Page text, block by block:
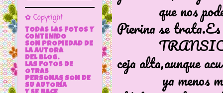
que nos
Pierina se
TRANSICIÓN
ceja alta,aunque
ya menos
✿ Copyright
TODAS LAS FOTOS Y
CONTENIDO
SON PROPIEDAD DE
LA AUTORA
DEL BLOG.
LAS FOTOS DE
OTRAS
PERSONAS SON DE
SU AUTORÍA